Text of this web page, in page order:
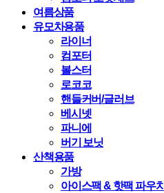
여름상품
유모차용품
라이너
컴포터
볼스터
로코코
핸들커버/글러브
베시넷
파니에
버기 보닛
산책용품
가방
아이스팩 & 핫팩 파우치